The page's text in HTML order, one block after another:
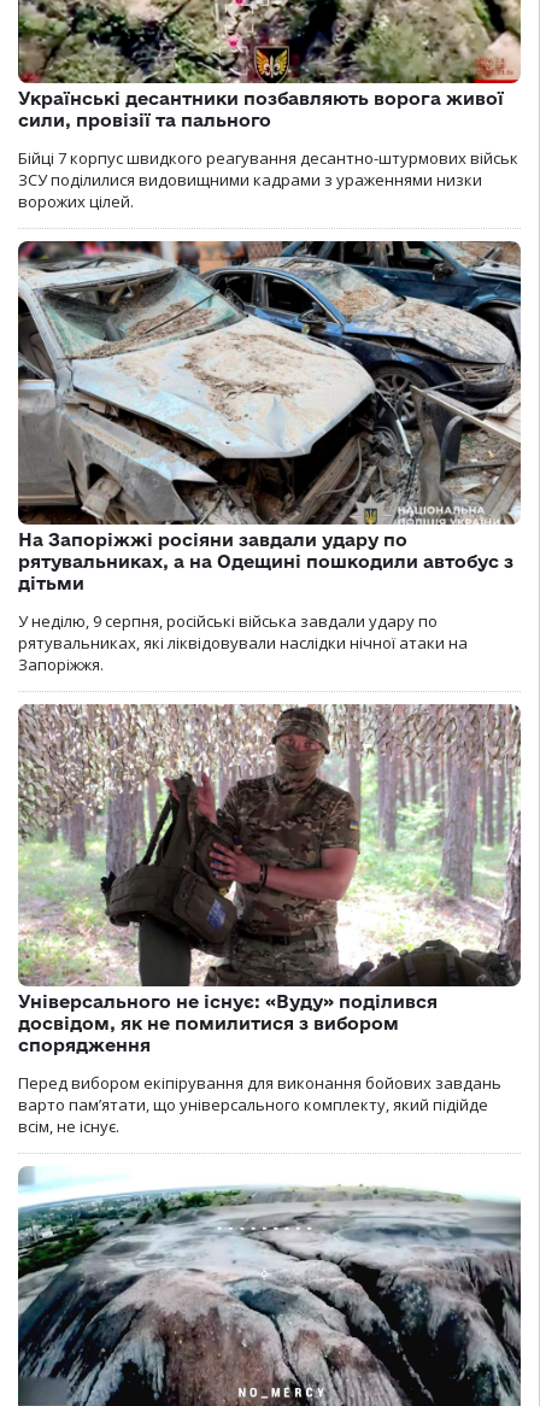
Українські десантники позбавляють ворога живої
сили, провізії та пального
Бійці 7 корпус швидкого реагування десантно-штурмових військ
ЗСУ поділилися видовищними кадрами з ураженнями низки
ворожих цілей.
На Запоріжжі росіяни завдали удару по
рятувальниках, а на Одещині пошкодили автобус з
дітьми
У неділю, 9 серпня, російські війська завдали удару по
рятувальниках, які ліквідовували наслідки нічної атаки на
Запоріжжя.
Універсального не існує: «Вуду» поділився
досвідом, як не помилитися з вибором
спорядження
Перед вибором екіпірування для виконання бойових завдань
варто пам’ятати, що універсального комплекту, який підійде
всім, не існує.